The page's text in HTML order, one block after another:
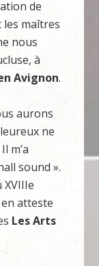
de
maîtres
nous
à
Avignon.
aurons
ne
m’a
sound ».
atteste
Les Arts